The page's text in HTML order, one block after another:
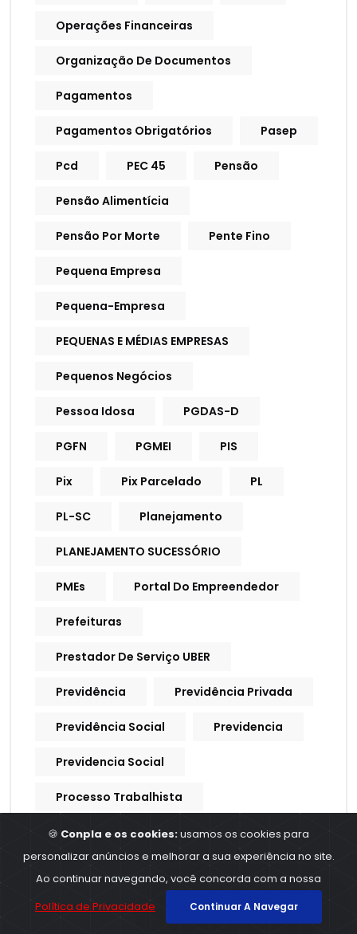
Operações Financeiras
Organização De Documentos
Pagamentos
Pagamentos Obrigatórios Pasep
Pcd PEC 45 Pensão
Pensão Alimentícia
Pensão Por Morte Pente Fino
Pequena Empresa
Pequena-Empresa
PEQUENAS E MÉDIAS EMPRESAS
Pequenos Negócios
Pessoa Idosa PGDAS-D
PGFN PGMEI PIS
Pix Pix Parcelado PL
PL-SC Planejamento
PLANEJAMENTO SUCESSÓRIO
PMEs Portal Do Empreendedor
Prefeituras
Prestador De Serviço UBER
Previdência Previdência Privada
Previdência Social Previdencia
Previdencia Social
Processo Trabalhista
Procuração Digital
Produtores Rurais
Produtos E Serviços
🍪 Conpla e os cookies:usamos os cookies para
personalizar anúncios e melhorar a sua experiência no site.
Ao continuar navegando, você concorda com a nossa
Política de Privacidade
Continuar A Navegar